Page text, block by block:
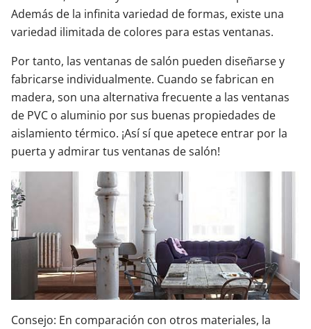
Además de la infinita variedad de formas, existe una
variedad ilimitada de colores para estas ventanas.
Por tanto, las ventanas de salón pueden diseñarse y
fabricarse individualmente. Cuando se fabrican en
madera, son una alternativa frecuente a las ventanas
de PVC o aluminio por sus buenas propiedades de
aislamiento térmico. ¡Así sí que apetece entrar por la
puerta y admirar tus ventanas de salón!
Consejo: En comparación con otros materiales, la